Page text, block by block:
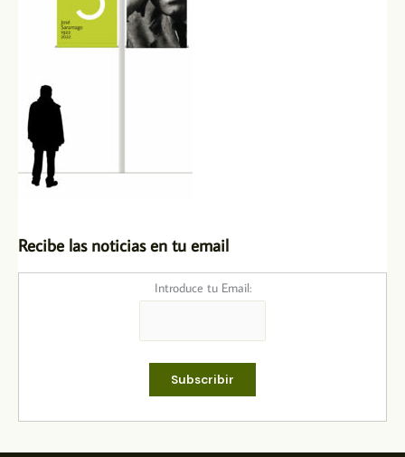
Recibe las noticias en tu email
Introduce tu Email: